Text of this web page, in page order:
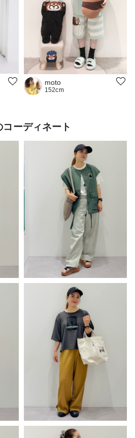
moto
152cm
ーディネート